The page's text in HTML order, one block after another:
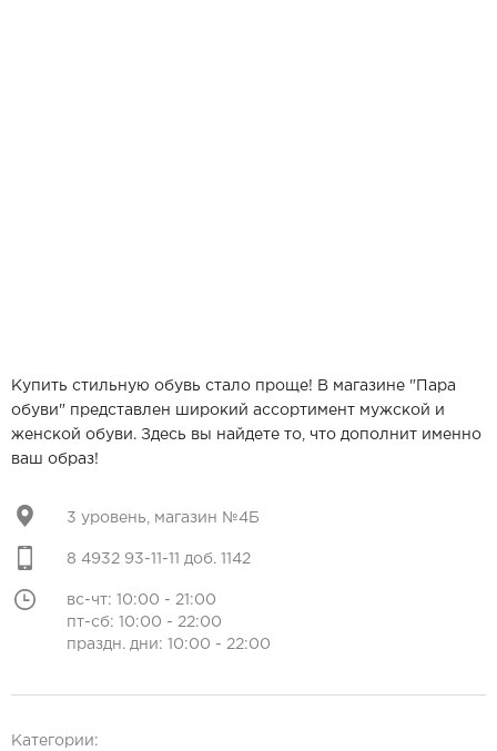
Купить стильную обувь стало проще! В магазине "Пара
обуви" представлен широкий ассортимент мужской и
женской обуви. Здесь вы найдете то, что дополнит именно
ваш образ!
3 уровень, магазин №4Б
8 4932 93-11-11 доб. 1142
вс-чт: 10:00 - 21:00
пт-сб: 10:00 - 22:00
праздн. дни: 10:00 - 22:00
Категории: